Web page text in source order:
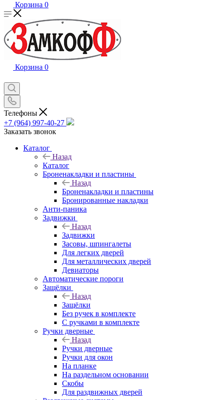
Корзина 0
Корзина 0
Телефоны
+7 (964) 997-40-27
Заказать звонок
Каталог
Назад
Каталог
Броненакладки и пластины
Назад
Броненакладки и пластины
Бронированные накладки
Анти-паника
Задвижки
Назад
Задвижки
Засовы, шпингалеты
Для легких дверей
Для металлических дверей
Девиаторы
Автоматические пороги
Защёлки
Назад
Защёлки
Без ручек в комплекте
С ручками в комплекте
Ручки дверные
Назад
Ручки дверные
Ручки для окон
На планке
На раздельном основании
Скобы
Для раздвижных дверей